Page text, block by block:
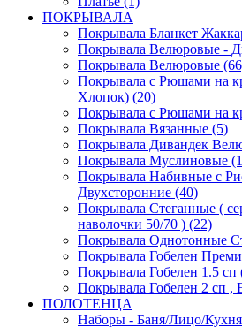
ПОКРЫВАЛА
Покрывала Бланкет
Покрывала Велюровые -
Покрывала Велюровые
Покрывала с Рюшами на
Хлопок) (20)
Покрывала с Рюшами на
Покрывала Вязанные (5)
Покрывала Дивандек
Покрывала Муслиновые
Покрывала Набивные с
Двухсторонние (40)
Покрывала Стеганные (
наволочки 50/70 ) (22)
Покрывала Однотонные
Покрывала Гобелен
Покрывала Гобелен 1.5 сп
Покрывала Гобелен 2 сп ,
ПОЛОТЕНЦА
Наборы - Баня/Лицо/